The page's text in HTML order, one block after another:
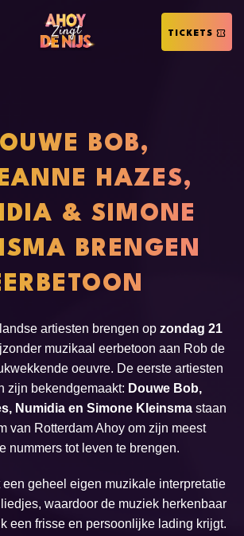
TICKETS
BOB,
HAZES,
& SIMONE
BRENGEN
artiesten brengen op zondag 21
muzikaal eerbetoon aan Rob de
oeuvre. De eerste artiesten
zijn bekendgemaakt: Douwe Bob,
Numidia en Simone Kleinsmastaan
van Rotterdam Ahoy om zijn meest
nummers tot leven te brengen.
een geheel eigen muzikale interpretatie
waardoor de muziek herkenbaar
een frisse en persoonlijke lading krijgt.